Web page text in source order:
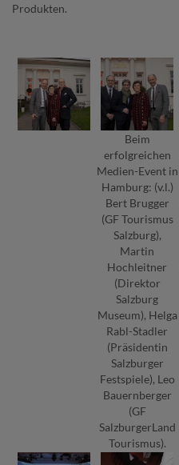
Produkten.
Beim
erfolgreichen
Medien-Event in
Hamburg: (v.l.)
Bert Brugger
(GF Tourismus
Salzburg),
Martin
Hochleitner
(Direktor
Salzburg
Museum), Helga
Rabl-Stadler
(Präsidentin
Salzburger
Festspiele), Leo
Bauernberger
(GF
SalzburgerLand
Tourismus).